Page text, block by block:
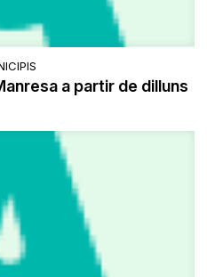
a partir de dilluns